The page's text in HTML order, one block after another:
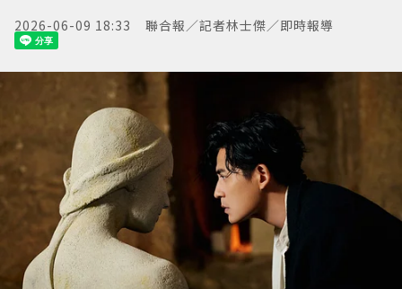
2026-06-09 18:33 聯合報／記者林士傑／即時報導